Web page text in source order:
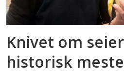
Knivet om
historisk